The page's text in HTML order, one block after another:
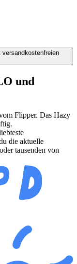
und
Flipper. Das Hazy
die aktuelle
tausenden von